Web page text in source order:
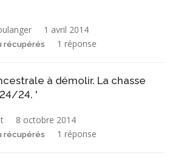
1 avril 2014
récupérés 1 réponse
à démolir. La chasse
24. '
8 octobre 2014
récupérés 1 réponse